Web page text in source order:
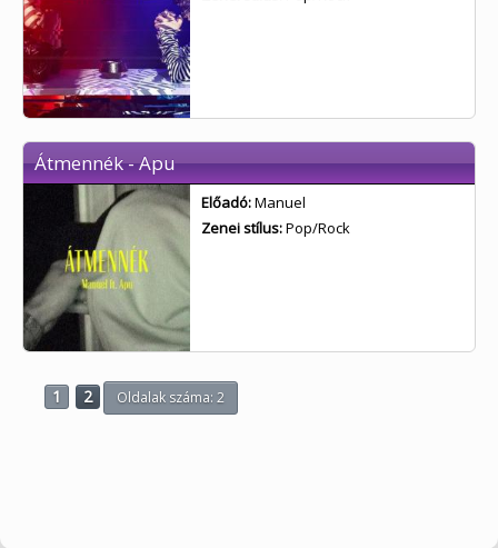
Átmennék - Apu
Előadó:Manuel
Zenei stílus:Pop/Rock
1 2 Oldalak száma: 2